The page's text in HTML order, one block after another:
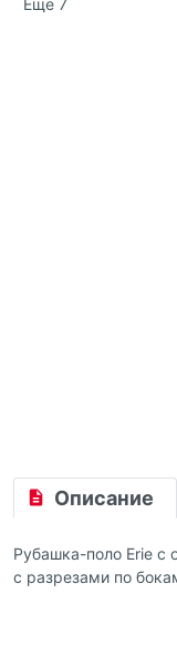
Описание
Рубашка-поло Erie с
с разрезами по